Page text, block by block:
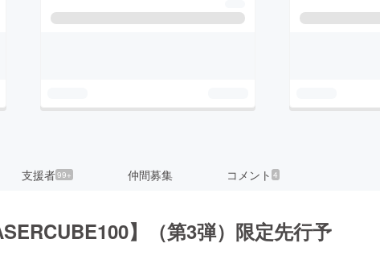
支援者99+ 仲間募集 コメント 4
】（第3弾）限定先行予